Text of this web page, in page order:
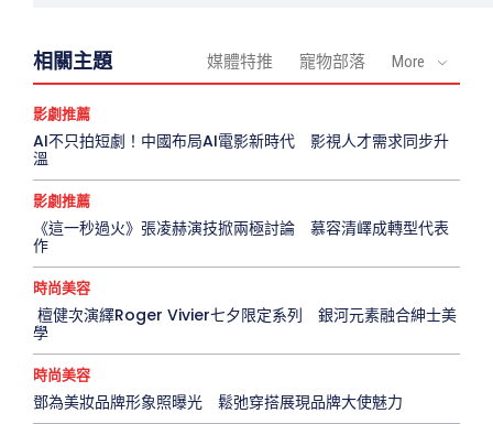
相關主題 媒體特推 寵物部落 More
影劇推薦
AI不只拍短劇！中國布局AI電影新時代 影視人才需求同步升
溫
影劇推薦
《這一秒過火》張凌赫演技掀兩極討論 慕容清嶧成轉型代表
作
時尚美容
檀健次演繹Roger Vivier七夕限定系列 銀河元素融合紳士美
學
時尚美容
鄧為美妝品牌形象照曝光 鬆弛穿搭展現品牌大使魅力